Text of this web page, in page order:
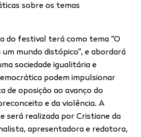
sobre os temas
do festival terá como tema “O
mundo distópico”, e abordará
sociedade igualitária e
podem impulsionar
de oposição ao avanço do
e da violência. A
será realizada por Cristiane da
apresentadora e redatora,